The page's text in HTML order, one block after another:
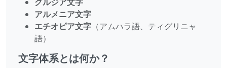
アルメニア文字
エチオピア文字 （アムハラ語、ティグリニャ
語）
文字体系とは何か？